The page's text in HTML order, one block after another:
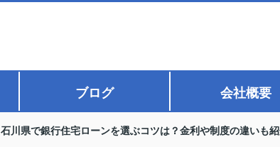
ブログ 会社概要
石川県で銀行住宅ローンを選ぶコツは？金利や制度の違いも